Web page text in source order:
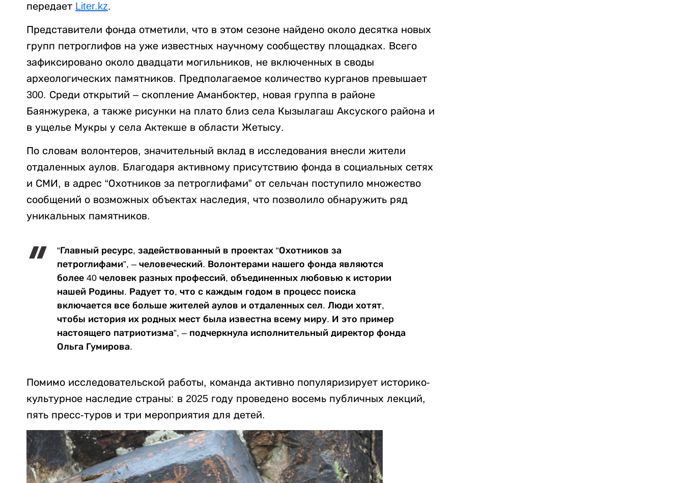
передает Liter.kz.
Представители фонда отметили, что в этом сезоне найдено около десятка новых
групп петроглифов на уже известных научному сообществу площадках. Всего
зафиксировано около двадцати могильников, не включенных в своды
археологических памятников. Предполагаемое количество курганов превышает
300. Среди открытий – скопление Аманбоктер, новая группа в районе
Баянжурека, а также рисунки на плато близ села Кызылагаш Аксуского района и
в ущелье Мукры у села Актекше в области Жетысу.
По словам волонтеров, значительный вклад в исследования внесли жители
отдаленных аулов. Благодаря активному присутствию фонда в социальных сетях
и СМИ, в адрес “Охотников за петроглифами” от сельчан поступило множество
сообщений о возможных объектах наследия, что позволило обнаружить ряд
уникальных памятников.
“Главный ресурс, задействованный в проектах “Охотников за
петроглифами”, – человеческий. Волонтерами нашего фонда являются
более 40 человек разных профессий, объединенных любовью к истории
нашей Родины. Радует то, что с каждым годом в процесс поиска
включается все больше жителей аулов и отдаленных сел. Люди хотят,
чтобы история их родных мест была известна всему миру. И это пример
настоящего патриотизма”, – подчеркнула исполнительный директор фонда
Ольга Гумирова.
Помимо исследовательской работы, команда активно популяризирует историко-
культурное наследие страны: в 2025 году проведено восемь публичных лекций,
пять пресс-туров и три мероприятия для детей.